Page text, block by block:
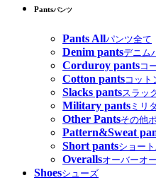
Pantsパンツ
Pants Allパンツ全て
Denim pantsデニム
Corduroy pantsコ
Cotton pantsコット
Slacks pantsスラッ
Military pants ミリ
Other Pantsその他
Pattern&Sweat
Short pantsショー
Overallsオーバーオ
Shoesシューズ